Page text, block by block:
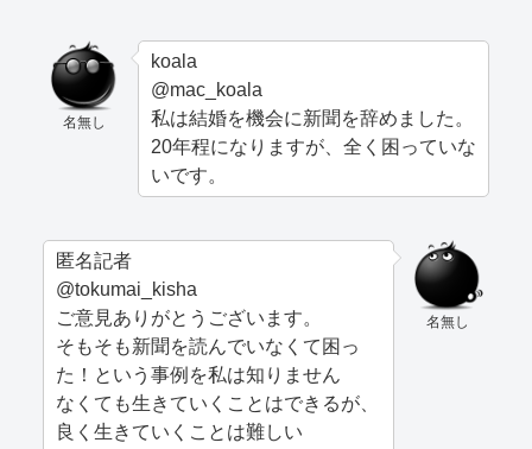
名無し
koala
@mac_koala
私は結婚を機会に新聞を辞めました。
20年程になりますが、全く困っていな
いです。
名無し
匿名記者
@tokumai_kisha
ご意見ありがとうございます。
そもそも新聞を読んでいなくて困っ
た！という事例を私は知りません
なくても生きていくことはできるが、
良く生きていくことは難しい